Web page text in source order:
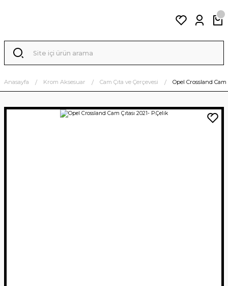
Anasayfa Krom Aksesuar Cam Çıta ve Çerçevesi Opel Crossland Cam